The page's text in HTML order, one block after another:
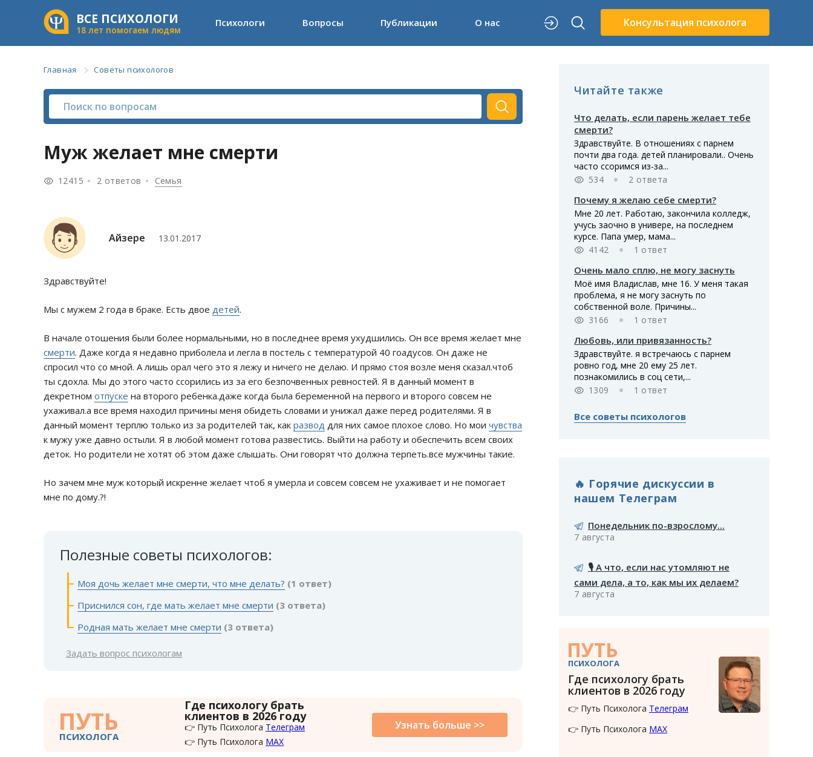
ВСЕ ПСИХОЛОГИ
18 лет помогаем людям
Психологи Вопросы Публикации О нас Консультация психолога
Главная Советы психологов
Муж желает мне смерти
12415 2 ответов Семья
Айзере 13.01.2017
Здравствуйте!
Мы с мужем 2 года в браке. Есть двое детей.
В начале отошения были более нормальными, но в последнее время ухудшились. Он все время желает мне
смерти. Даже когда я недавно приболела и легла в постель с температурой 40 гоадусов. Он даже не
спросил что со мной. А лишь орал чего это я лежу и ничего не делаю. И прямо стоя возле меня сказал.чтоб
ты сдохла. Мы до этого часто ссорились из за его безпочвенных ревностей. Я в данный момент в
декретном отпуске на второго ребенка.даже когда была беременной на первого и второго совсем не
ухаживал.а все время находил причины меня обидеть словами и унижал даже перед родителями. Я в
данный момент терплю только из за родителей так, как развод для них самое плохое слово. Но мои чувства
к мужу уже давно остыли. Я в любой момент готова развестись. Выйти на работу и обеспечить всем своих
деток. Но родители не хотят об этом даже слышать. Они говорят что должна терпеть.все мужчины такие.
Но зачем мне муж который искренне желает чтоб я умерла и совсем совсем не ухаживает и не помогает
мне по дому.?!
Полезные советы психологов:
Моя дочь желает мне смерти, что мне делать? (1 ответ)
Приснился сон, где мать желает мне смерти (3 ответа)
Родная мать желает мне смерти (3 ответа)
Задать вопрос психологам
ПУТЬ
ПСИХОЛОГА
Где психологу брать
клиентов в 2026 году
👉 Путь Психолога Телеграм
👉 Путь Психолога MAX
Узнать больше >>
Читайте также
Что делать, если парень желает тебе
смерти?
Здравствуйте. В отношениях с парнем
почти два года. детей планировали.. Очень
часто ссоримся из-за...
534
2 ответа
Почему я желаю себе смерти?
Мне 20 лет. Работаю, закончила колледж,
учусь заочно в универе, на последнем
курсе. Папа умер, мама...
4142
1 ответ
Очень мало сплю, не могу заснуть
Моё имя Владислав, мне 16. У меня такая
проблема, я не могу заснуть по
собственной воле. Причины...
3166
1 ответ
Любовь, или привязанность?
Здравствуйте. я встречаюсь с парнем
ровно год, мне 20 ему 25 лет.
познакомились в соц сети,...
1309
1 ответ
Все советы психологов
🔥 Горячие дискуссии в
нашем Телеграм
Понедельник по-взрослому...
7 августа
🎙️ А что, если нас утомляют не
сами дела, а то, как мы их делаем?
7 августа
ПУТЬ
ПСИХОЛОГА
Где психологу брать
клиентов в 2026 году
👉 Путь Психолога Телеграм
👉 Путь Психолога MAX